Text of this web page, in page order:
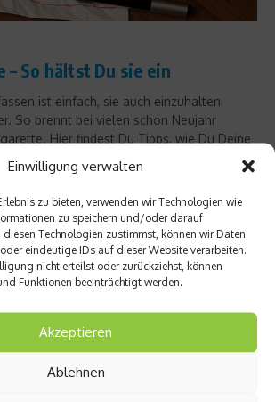
Einwilligung verwalten
zu bieten, verwenden wir Technologien wie
zu speichern und/oder darauf
Technologien zustimmst, können wir Daten
eindeutige IDs auf dieser Website verarbeiten.
nicht erteilst oder zurückziehst, können
Funktionen beeinträchtigt werden.
Akzeptieren
Ablehnen
– So hältst Du sie ein
ist einfach, sie auch einzuhalten
So brennt bei vielen schon Neujahr
Hier findest Du Tipps, wie Du Deine